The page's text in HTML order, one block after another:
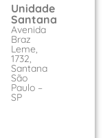
Unidade
Santana
Avenida
Braz
Leme,
1732,
Santana
São
Paulo –
SP